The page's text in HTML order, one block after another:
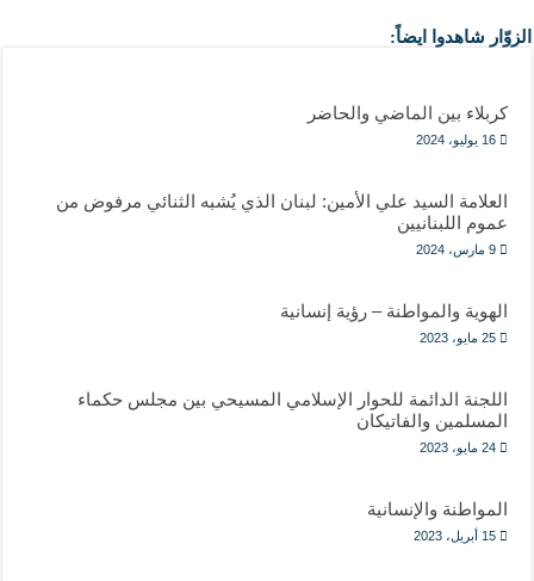
الزوّار شاهدوا ايضاً:
كربلاء بين الماضي والحاضر
16 يوليو، 2024
العلامة السيد علي الأمين: لبنان الذي يُشبه الثنائي مرفوض من
عموم اللبنانيين
9 مارس، 2024
الهوية والمواطنة – رؤية إنسانية
25 مايو، 2023
اللجنة الدائمة للحوار الإسلامي المسيحي بين مجلس حكماء
المسلمين والفاتيكان
24 مايو، 2023
المواطنة والإنسانية
15 أبريل، 2023